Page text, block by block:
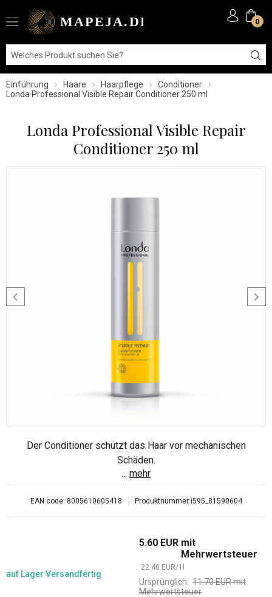
0
Einführung Haare Haarpflege
Conditioner
Londa Professional Visible Repair Conditioner 250 ml
Londa Professional Visible Repair
Conditioner 250 ml
Der Conditioner schützt das Haar vor mechanischen
Schäden.
... mehr
EAN code: 8005610605418 Produktnummer:i595_81590604
auf Lager Versandfertig
5.60 EUR mit
Mehrwertsteuer
22.40 EUR/1
Ursprünglich: 11.70EURmit
Mehrwertsteuer